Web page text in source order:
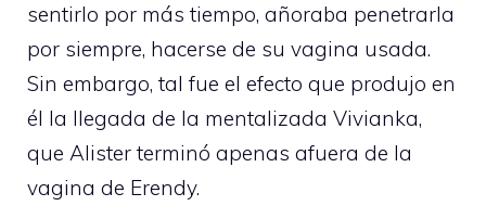
sentirlo por más tiempo, añoraba penetrarla
por siempre, hacerse de su vagina usada.
Sin embargo, tal fue el efecto que produjo en
él la llegada de la mentalizada Vivianka,
que Alister terminó apenas afuera de la
vagina de Erendy.